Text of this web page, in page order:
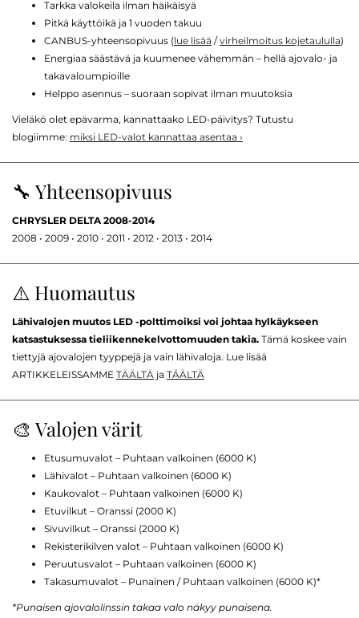
Tarkka valokeila ilman häikäisyä
Pitkä käyttöikä ja 1 vuoden takuu
CANBUS-yhteensopivuus (lue lisää /virheilmoitus kojetaululla)
Energiaa säästävä ja kuumenee vähemmän – hellä ajovalo- ja
takavaloumpioille
Helppo asennus – suoraan sopivat ilman muutoksia
Vieläkö olet epävarma, kannattaako LED-päivitys? Tutustu
blogiimme: miksi LED-valot kannattaa asentaa ›
🔧 Yhteensopivuus
CHRYSLER DELTA 2008-2014
2008 • 2009 • 2010 • 2011 • 2012 • 2013 • 2014
⚠️ Huomautus
Lähivalojen muutos LED -polttimoiksi voi johtaa hylkäykseen
katsastuksessa tieliikennekelvottomuuden takia. Tämä koskee vain
tiettyjä ajovalojen tyyppejä ja vain lähivaloja. Lue lisää
ARTIKKELEISSAMME TÄÄLTÄ ja TÄÄLTÄ
🎨 Valojen värit
Etusumuvalot – Puhtaan valkoinen (6000 K)
Lähivalot – Puhtaan valkoinen (6000 K)
Kaukovalot – Puhtaan valkoinen (6000 K)
Etuvilkut – Oranssi (2000 K)
Sivuvilkut – Oranssi (2000 K)
Rekisterikilven valot – Puhtaan valkoinen (6000 K)
Peruutusvalot – Puhtaan valkoinen (6000 K)
Takasumuvalot – Punainen / Puhtaan valkoinen (6000 K)*
*Punaisen ajovalolinssin takaa valo näkyy punaisena.